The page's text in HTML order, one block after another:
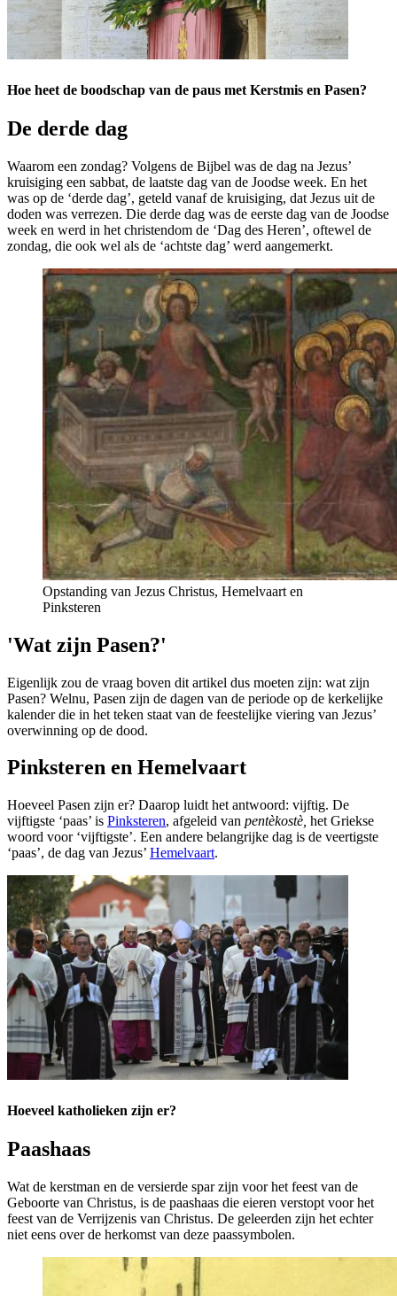
Hoe heet de boodschap van de paus met Kerstmis en Pasen?
De derde dag
Waarom een zondag? Volgens de Bijbel was de dag na Jezus’
kruisiging een sabbat, de laatste dag van de Joodse week. En het
was op de ‘derde dag’, geteld vanaf de kruisiging, dat Jezus uit de
doden was verrezen. Die derde dag was de eerste dag van de Joodse
week en werd in het christendom de ‘Dag des Heren’, oftewel de
zondag, die ook wel als de ‘achtste dag’ werd aangemerkt.
Opstanding van Jezus Christus, Hemelvaart en
Pinksteren
'Wat zijn Pasen?'
Eigenlijk zou de vraag boven dit artikel dus moeten zijn: wat zijn
Pasen? Welnu, Pasen zijn de dagen van de periode op de kerkelijke
kalender die in het teken staat van de feestelijke viering van Jezus’
overwinning op de dood.
Pinksteren en Hemelvaart
Hoeveel Pasen zijn er? Daarop luidt het antwoord: vijftig. De
vijftigste ‘paas’ is Pinksteren, afgeleid van pentèkostè, het Griekse
woord voor ‘vijftigste’. Een andere belangrijke dag is de veertigste
‘paas’, de dag van Jezus’ Hemelvaart.
Hoeveel katholieken zijn er?
Paashaas
Wat de kerstman en de versierde spar zijn voor het feest van de
Geboorte van Christus, is de paashaas die eieren verstopt voor het
feest van de Verrijzenis van Christus. De geleerden zijn het echter
niet eens over de herkomst van deze paassymbolen.